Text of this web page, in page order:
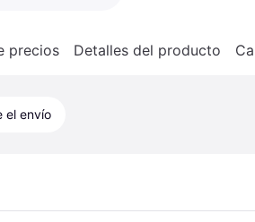
precios Detalles del producto
el envío